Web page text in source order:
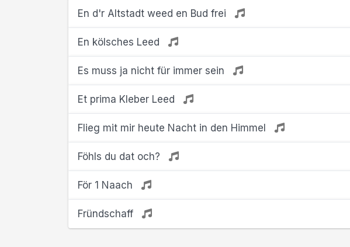
En d'r Altstadt weed en Bud frei
En kölsches Leed
Es muss ja nicht für immer sein
Et prima Kleber Leed
Flieg mit mir heute Nacht in den Himmel
Föhls du dat och?
För 1 Naach
Fründschaff